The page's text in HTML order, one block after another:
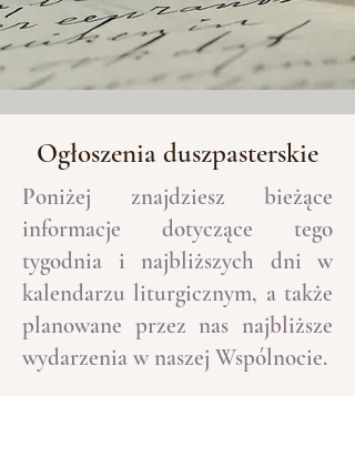
Ogłoszenia duszpasterskie
Poniżej znajdziesz bieżące
informacje dotyczące tego
tygodnia i najbliższych dni w
kalendarzu liturgicznym, a także
planowane przez nas najbliższe
wydarzenia w naszej Wspólnocie.